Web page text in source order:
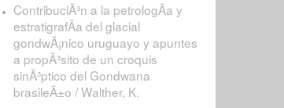
ContribuciÃ³n a la petrologÃ­a y
estratigrafÃ­a del glacial
gondwÃ¡nico uruguayo y apuntes
a propÃ³sito de un croquis
sinÃ³ptico del Gondwana
brasileÃ±o / Walther, K.